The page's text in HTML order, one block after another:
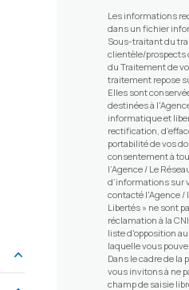
Les informations
dans un fichier
Sous-traitant du
clientèle/prospects
du Traitement de
traitement repose
Elles sont
destinées à
informatique et
rectification,
portabilité de vos
consentement à
l’Agence / Le
d’informations sur
contacté l'Agence /
Libertés » ne sont
réclamation à la
liste d'opposition
laquelle vous
Dans le cadre de la
vous invitons à ne
champ de saisie